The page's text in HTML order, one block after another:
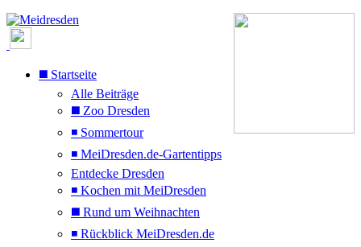
◼️ Startseite
Alle Beiträge
◼️ Zoo Dresden
◾ Sommertour
◾ MeiDresden.de-Gartentipps
Entdecke Dresden
◾ Kochen mit MeiDresden
◼️ Rund um Weihnachten
◾ Rückblick MeiDresden.de